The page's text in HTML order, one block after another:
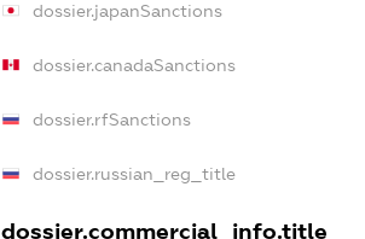
dossier.japanSanctions
dossier.canadaSanctions
dossier.rfSanctions
dossier.russian_reg_title
dossier.commercial_info.title